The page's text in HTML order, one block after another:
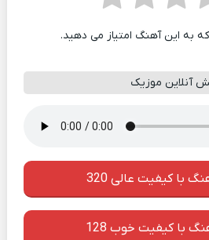
به این آهنگ امتیاز می دهید.
آنلاین موزیک
با کیفیت عالی 320
با کیفیت خوب 128